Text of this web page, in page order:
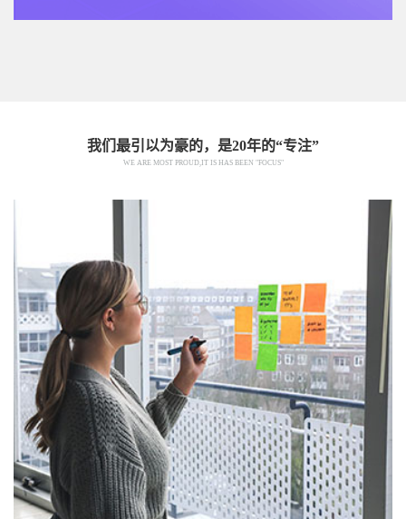
我们最引以为豪的，是20年的“专注”
WE ARE MOST PROUD,IT IS HAS BEEN "FOCUS"